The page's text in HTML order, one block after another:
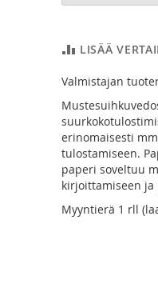
LISÄÄ
Valmistajan
erinomaisesti
tulostamiseen.
paperi soveltuu
kirjoittamiseen
Myyntierä 1 rll